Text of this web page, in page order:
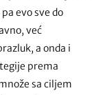
evo sve do
već
a onda i
prema
sa ciljem